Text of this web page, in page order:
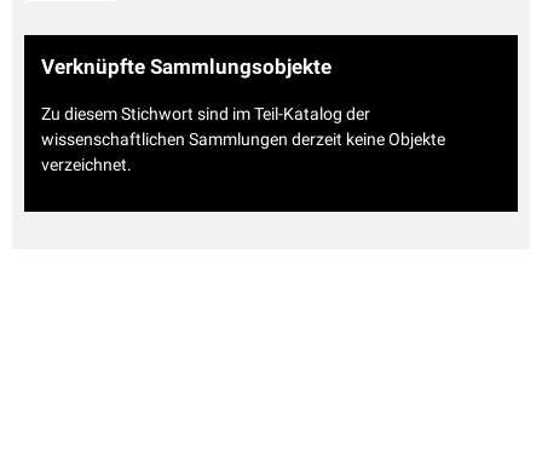
Verknüpfte Sammlungsobjekte
Zu diesem Stichwort sind im Teil-Katalog der
wissenschaftlichen Sammlungen derzeit keine Objekte
verzeichnet.